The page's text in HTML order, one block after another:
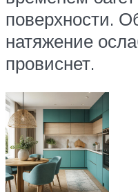
поверхности.
натяжение
провиснет.